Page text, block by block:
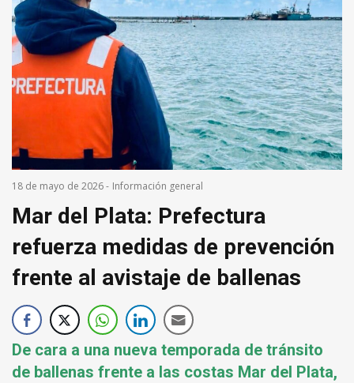
18 de mayo de 2026- Información general
Mar del Plata: Prefectura
refuerza medidas de prevención
frente al avistaje de ballenas
De cara a una nueva temporada de tránsito
de ballenas frente a las costas Mar del Plata,